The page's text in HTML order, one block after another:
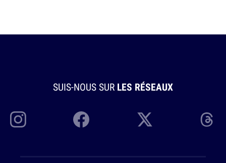
SUIS-NOUS SUR LES RÉSEAUX